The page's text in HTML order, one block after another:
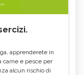
apprenderete in
carne e pesce per
alcun rischio di